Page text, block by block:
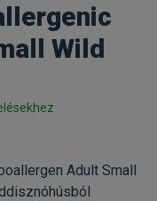
Wild
Adult Small